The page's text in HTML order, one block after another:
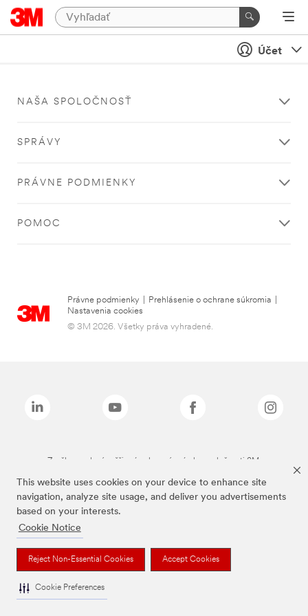
This website uses cookies on your device to enhance site
navigation, analyze site usage, and deliver you advertisements
based on your interests.
Cookie Notice
Reject Non-Essential Cookies Accept Cookies
Cookie Preferences
Účet
NAŠA SPOLOČNOSŤ
SPRÁVY
PRÁVNE PODMIENKY
POMOC
Právne podmienky Prehlásenie o ochrane súkromia
Nastavenia cookies
© 3M 2026. Všetky práva vyhradené.
Značky uvedené vyššie sú ochranné známky spoločnosti 3M.